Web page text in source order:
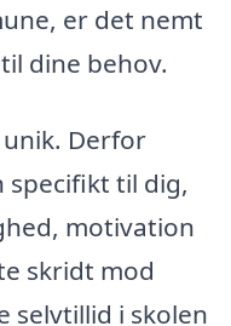
er det nemt
dine behov.
Derfor
specifikt til dig,
motivation
skridt mod
selvtillid i skolen